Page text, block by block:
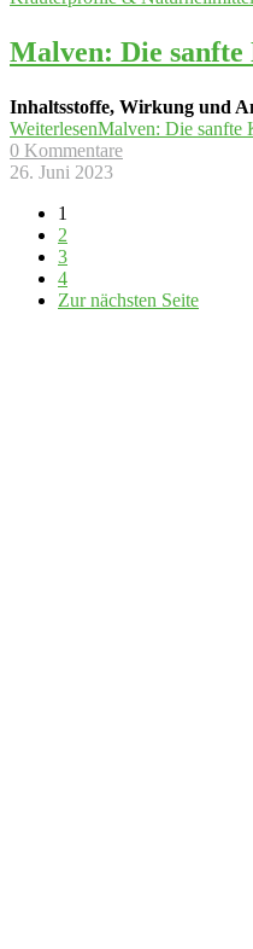
Malven: Die
Inhaltsstoffe, Wirkung und
WeiterlesenMalven: Die sanfte
0 Kommentare
26. Juni 2023
1
2
3
4
Zur nächsten Seite